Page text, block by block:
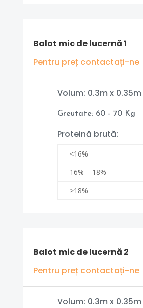
Balot mic de lucernă 1
Pentru preț contactați-ne
Volum: 0.3m x
Greutate: 60 - 70 Kg
Proteină brută:
<16%
16% – 18%
>18%
Balot mic de lucernă 2
Pentru preț contactați-ne
Volum: 0.3m x